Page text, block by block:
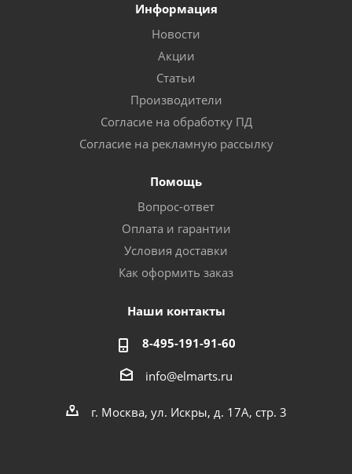
Информация
Новости
Акции
Статьи
Производители
Согласие на обработку ПД
Согласие на рекламную рассылку
Помощь
Вопрос-ответ
Оплата и гарантии
Условия доставки
Как оформить заказ
Наши контакты
8-495-191-91-60
info@elmarts.ru
г. Москва, ул. Искры, д. 17А, стр. 3